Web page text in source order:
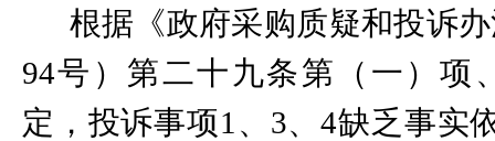
根据《政府采购质疑和投诉
94号）第二十九条第（一）项
定，投诉事项1 、 3、4缺乏事实